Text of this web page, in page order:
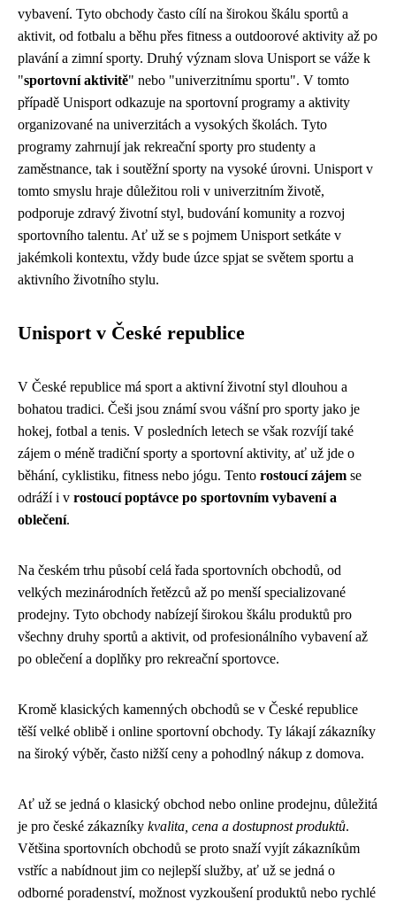
vybavení. Tyto obchody často cílí na širokou škálu sportů a
aktivit, od fotbalu a běhu přes fitness a outdoorové aktivity až po
plavání a zimní sporty. Druhý význam slova Unisport se váže k
"sportovní aktivitě" nebo "univerzitnímu sportu". V tomto
případě Unisport odkazuje na sportovní programy a aktivity
organizované na univerzitách a vysokých školách. Tyto
programy zahrnují jak rekreační sporty pro studenty a
zaměstnance, tak i soutěžní sporty na vysoké úrovni. Unisport v
tomto smyslu hraje důležitou roli v univerzitním životě,
podporuje zdravý životní styl, budování komunity a rozvoj
sportovního talentu. Ať už se s pojmem Unisport setkáte v
jakémkoli kontextu, vždy bude úzce spjat se světem sportu a
aktivního životního stylu.
Unisport v České republice
V České republice má sport a aktivní životní styl dlouhou a
bohatou tradici. Češi jsou známí svou vášní pro sporty jako je
hokej, fotbal a tenis. V posledních letech se však rozvíjí také
zájem o méně tradiční sporty a sportovní aktivity, ať už jde o
běhání, cyklistiku, fitness nebo jógu. Tento rostoucí zájem se
odráží i v rostoucí poptávce po sportovním vybavení a
oblečení.
Na českém trhu působí celá řada sportovních obchodů, od
velkých mezinárodních řetězců až po menší specializované
prodejny. Tyto obchody nabízejí širokou škálu produktů pro
všechny druhy sportů a aktivit, od profesionálního vybavení až
po oblečení a doplňky pro rekreační sportovce.
Kromě klasických kamenných obchodů se v České republice
těší velké oblibě i online sportovní obchody. Ty lákají zákazníky
na široký výběr, často nižší ceny a pohodlný nákup z domova.
Ať už se jedná o klasický obchod nebo online prodejnu, důležitá
je pro české zákazníky kvalita, cena a dostupnost produktů.
Většina sportovních obchodů se proto snaží vyjít zákazníkům
vstříc a nabídnout jim co nejlepší služby, ať už se jedná o
odborné poradenství, možnost vyzkoušení produktů nebo rychlé